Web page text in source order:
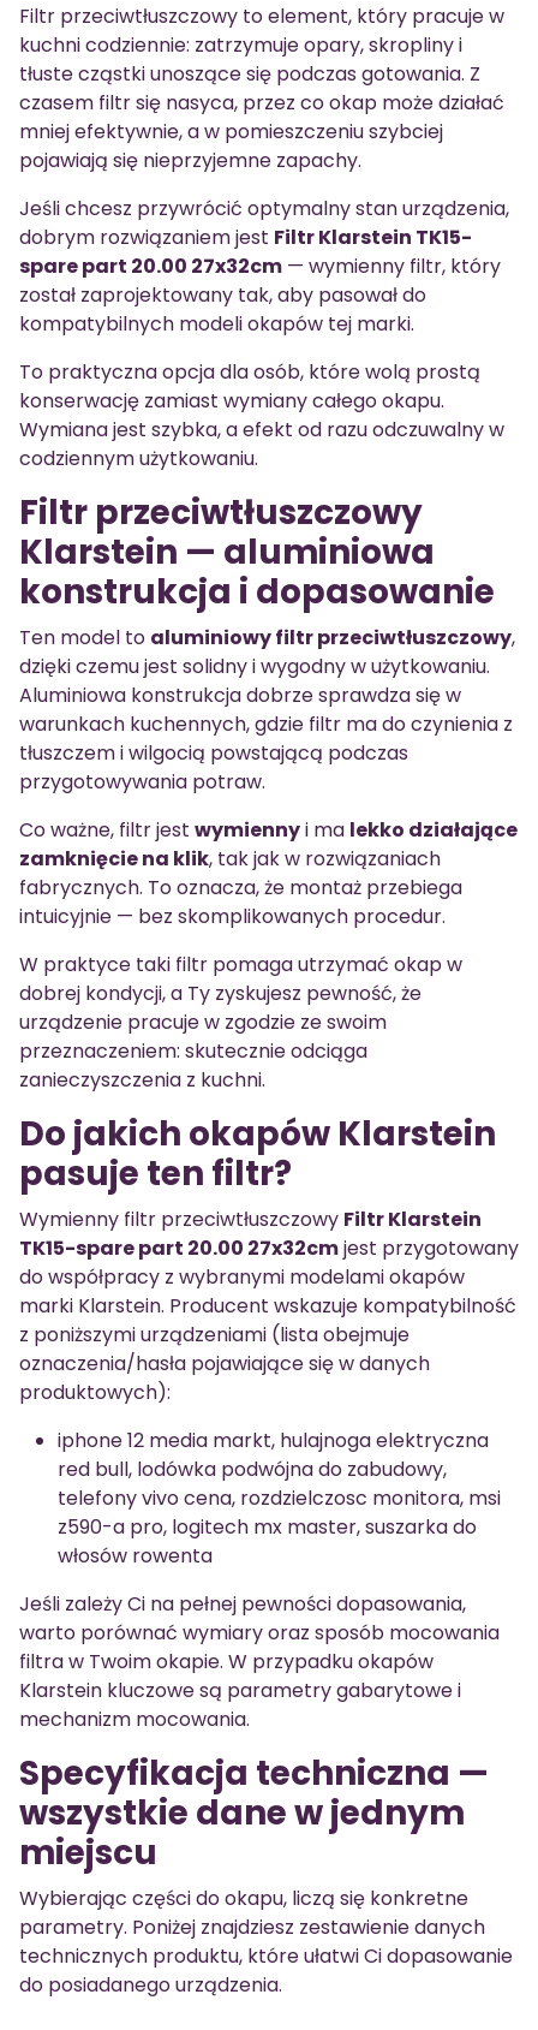
Filtr przeciwtłuszczowy to element, który pracuje w
kuchni codziennie: zatrzymuje opary, skropliny i
tłuste cząstki unoszące się podczas gotowania. Z
czasem filtr się nasyca, przez co okap może działać
mniej efektywnie, a w pomieszczeniu szybciej
pojawiają się nieprzyjemne zapachy.
Jeśli chcesz przywrócić optymalny stan urządzenia,
dobrym rozwiązaniem jest Filtr Klarstein TK15-
spare part 20.00 27x32cm — wymienny filtr, który
został zaprojektowany tak, aby pasował do
kompatybilnych modeli okapów tej marki.
To praktyczna opcja dla osób, które wolą prostą
konserwację zamiast wymiany całego okapu.
Wymiana jest szybka, a efekt od razu odczuwalny w
codziennym użytkowaniu.
Filtr przeciwtłuszczowy
Klarstein — aluminiowa
konstrukcja i dopasowanie
Ten model to aluminiowy filtr przeciwtłuszczowy,
dzięki czemu jest solidny i wygodny w użytkowaniu.
Aluminiowa konstrukcja dobrze sprawdza się w
warunkach kuchennych, gdzie filtr ma do czynienia z
tłuszczem i wilgocią powstającą podczas
przygotowywania potraw.
Co ważne, filtr jest wymiennyi ma lekko działające
zamknięcie na klik, tak jak w rozwiązaniach
fabrycznych. To oznacza, że montaż przebiega
intuicyjnie — bez skomplikowanych procedur.
W praktyce taki filtr pomaga utrzymać okap w
dobrej kondycji, a Ty zyskujesz pewność, że
urządzenie pracuje w zgodzie ze swoim
przeznaczeniem: skutecznie odciąga
zanieczyszczenia z kuchni.
Do jakich okapów Klarstein
pasuje ten filtr?
Wymienny filtr przeciwtłuszczowy Filtr Klarstein
TK15-spare part 20.00 27x32cmjest przygotowany
do współpracy z wybranymi modelami okapów
marki Klarstein. Producent wskazuje kompatybilność
z poniższymi urządzeniami (lista obejmuje
oznaczenia/hasła pojawiające się w danych
produktowych):
iphone 12 media markt, hulajnoga elektryczna
red bull, lodówka podwójna do zabudowy,
telefony vivo cena, rozdzielczosc monitora, msi
z590-a pro, logitech mx master, suszarka do
włosów rowenta
Jeśli zależy Ci na pełnej pewności dopasowania,
warto porównać wymiary oraz sposób mocowania
filtra w Twoim okapie. W przypadku okapów
Klarstein kluczowe są parametry gabarytowe i
mechanizm mocowania.
Specyfikacja techniczna —
wszystkie dane w jednym
miejscu
Wybierając części do okapu, liczą się konkretne
parametry. Poniżej znajdziesz zestawienie danych
technicznych produktu, które ułatwi Ci dopasowanie
do posiadanego urządzenia.